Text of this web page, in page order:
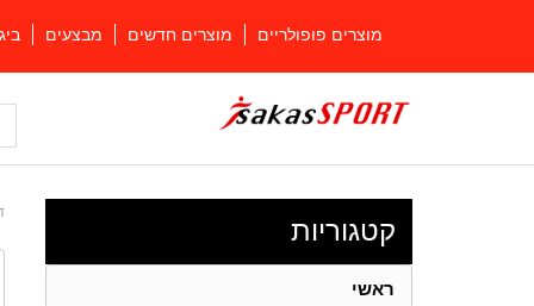
מוצרים פופולריים מוצרים חדשים מבצעים
קטגוריות
ראשי